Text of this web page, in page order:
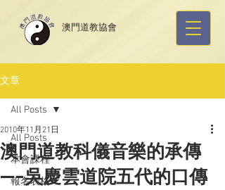
​澳門道教協會
文章
All Posts
本會課程
報名表格
All Posts
澳門道教科儀音樂的承傳
—-吳慶雲道院五代的口傳
2010年11月21日